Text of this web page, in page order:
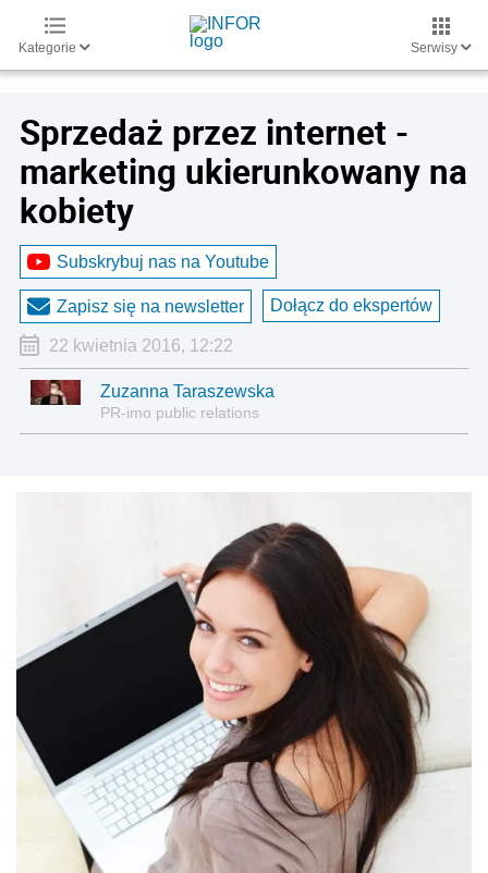
Kategorie Serwisy
Sprzedaż przez internet -
marketing ukierunkowany na
kobiety
Subskrybuj nas na Youtube
Zapisz się na newsletter Dołącz do ekspertów
22 kwietnia 2016, 12:22
Zuzanna Taraszewska
PR-imo public relations